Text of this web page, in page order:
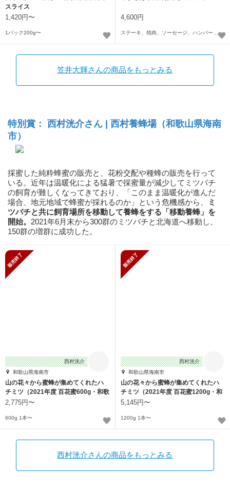
スライス
1,420円〜
1パック200g〜
4,600円
ステーキ、焼肉、ソーセージ、ハンバーグ各1つ
笠井大輝さんの商品をもっとみる
特別賞： 西村洸介さん | 西村養蜂場（和歌山県海南
市）
採蜜した純粋蜂蜜の販売と、花粉交配や種蜂の販売を行って
いる。近年は温暖化による猛暑で採蜜量が減少してミツバチ
の飼育が難しくなってきており、「このまま温暖化が進んだ
場合、地元地域で蜂蜜が採れるのか」という危機感から、
ミ
ツバチと共に飼育場所を移動して養蜂をする「移動養蜂」を
開始。 2021年6月末から300群のミツバチと北海道へ移動し、
150群の増群に成功した。
西村洸介
和歌山県海南市
山の花々から蜜蜂が集めてくれたハ
チミツ（2021年度 百花蜜600g・和歌
山）
2,775円〜
600g 1本〜
西村洸介
和歌山県海南市
山の花々から蜜蜂が集めてくれたハ
チミツ（2021年度 百花蜜1200g・和
歌山）
5,145円〜
1200g 1本〜
西村洸介さんの商品をもっとみる